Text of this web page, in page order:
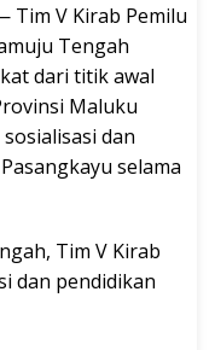
Tim V Kirab Pemilu
Tengah
dari titik awal
Maluku
dan
selama
Tim V Kirab
dan pendidikan